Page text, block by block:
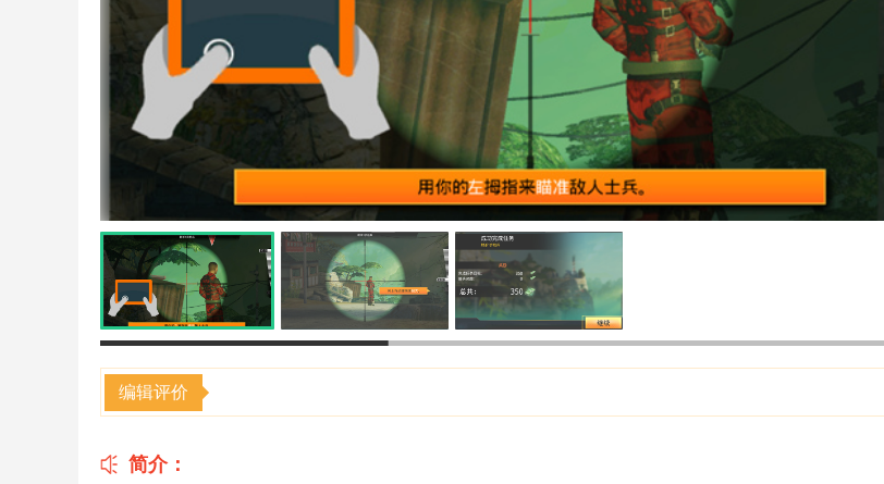
编辑评价
简介：